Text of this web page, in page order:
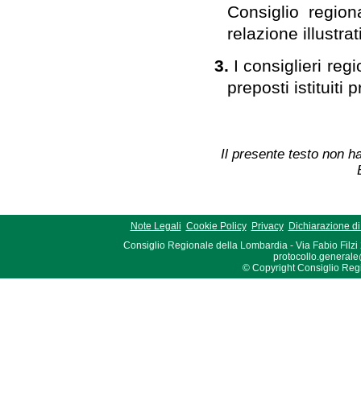
Consiglio
relazione
3. I consiglieri
preposti istituiti
Il presente testo non
Note Legali Cookie Policy Privacy
Dichiarazione
Consiglio Regionale della Lombardia - Via Fabio Filzi
© Copyright Consiglio